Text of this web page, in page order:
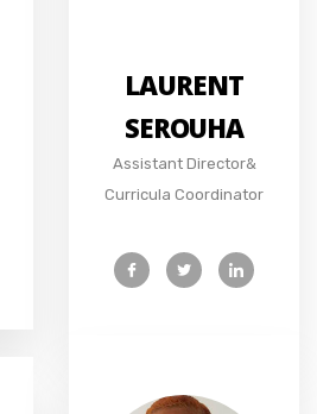
LAURENT
SEROUHA
Assistant Director&
Curricula Coordinator